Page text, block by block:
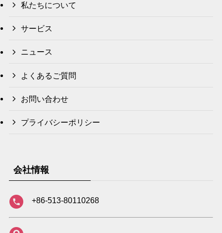
私たちについて
サービス
ニュース
よくあるご質問
お問い合わせ
プライバシーポリシー
会社情報
+86-513-80110268